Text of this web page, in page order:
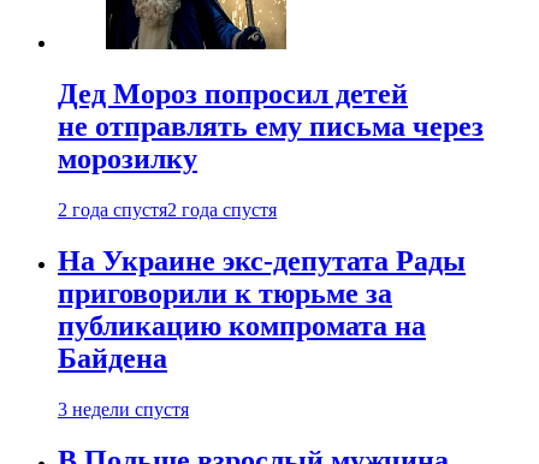
Дед Мороз попросил детей
не отправлять ему письма через
морозилку
2 года спустя2 года спустя
На Украине экс-депутата Рады
приговорили к тюрьме за
публикацию компромата на
Байдена
3 недели спустя